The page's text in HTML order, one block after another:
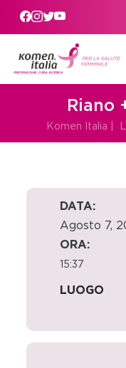
Skip to main content
Riano
Komen Italia
DATA:
Agosto 7,
ORA:
15:37
LUOGO